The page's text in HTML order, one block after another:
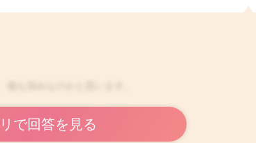
で回答を見る